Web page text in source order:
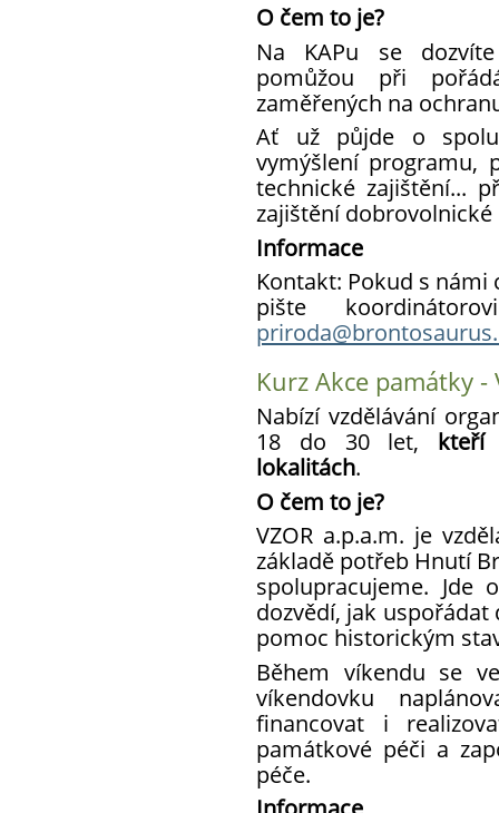
O čem to je?
Na KAPu se
pomůžou při
zaměřených na
Ať už půjde o
vymýšlení programu,
technické zajištění...
zajištění
Informace
Kontakt: Pokud s námi
pište
Kurz Akce památky -
Nabízí vzdělávání
18 do 30 let, kteří
lokalitách.
O čem to je?
VZOR a.p.a.m. je
základě potřeb Hnutí
spolupracujeme. Jde
dozvědí, jak
pomoc historickým
Během víkendu se
víkendovku
financovat i
památkové péči a
péče.